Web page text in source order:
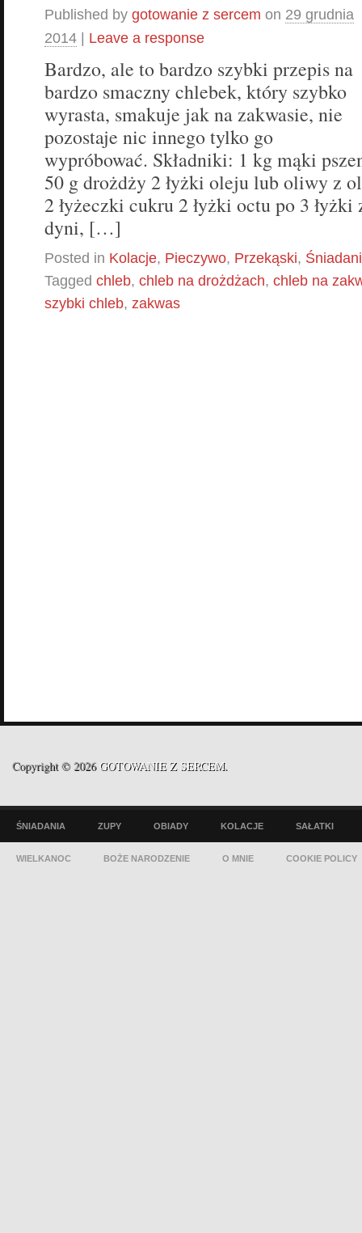
Published by gotowanie z sercem on 29 grudnia
2014 | Leave a response
Bardzo, ale to bardzo szybki przepis na
bardzo smaczny chlebek, który szybko
wyrasta, smakuje jak na zakwasie, nie
pozostaje nic innego tylko go
wypróbować. Składniki: 1 kg mąki
50 g drożdży 2 łyżki oleju lub oliwy z
2 łyżeczki cukru 2 łyżki octu po 3 łyżki
dyni, […]
Posted in Kolacje, Pieczywo, Przekąski,
Tagged chleb, chleb na drożdżach, chleb na
szybki chleb, zakwas
Copyright © 2026 GOTOWANIE Z SERCEM.
ŚNIADANIA ZUPY OBIADY KOLACJE SAŁATKI
WIELKANOC BOŻE NARODZENIE O MNIE COOKIE POLICY